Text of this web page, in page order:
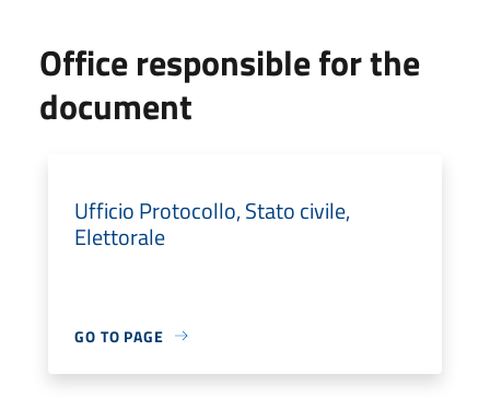
Office responsible for the
document
Ufficio Protocollo, Stato civile,
Elettorale
GO TO PAGE